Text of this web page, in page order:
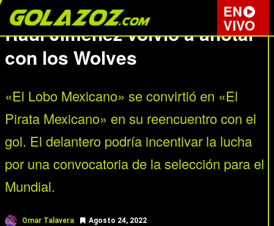
EN
VIVO
Raúl Jiménez volvió a anotar
con los Wolves
«El Lobo Mexicano» se convirtió en «El
Pirata Mexicano» en su reencuentro con el
gol. El delantero podría incentivar la lucha
por una convocatoria de la selección para el
Mundial.
Omar Talavera Agosto 24, 2022